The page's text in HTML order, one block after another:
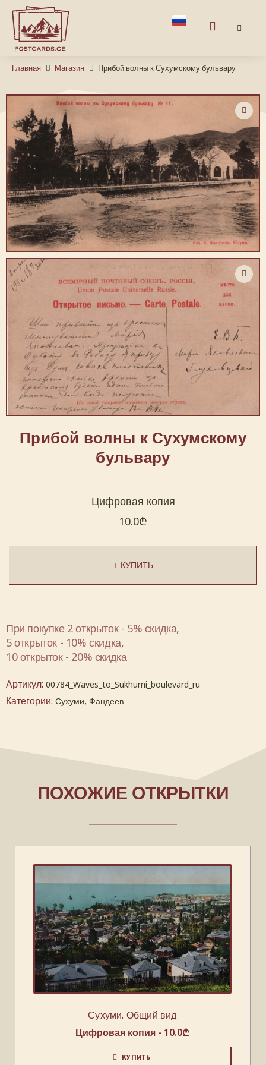
Главная Магазин Прибой волны к Сухумскому бульвару
Прибой волны к Сухумскому
бульвару
Цифровая копия
10.0₾
КУПИТЬ
При покупке 2 открыток - 5% скидка,
5 открыток - 10% скидка,
10 открыток - 20% скидка
Артикул: 00784_Waves_to_Sukhumi_boulevard_ru
Категории: Сухуми, Фандеев
ПОХОЖИЕ ОТКРЫТКИ
Сухуми. Общий вид
Цифровая копия - 10.0₾
КУПИТЬ